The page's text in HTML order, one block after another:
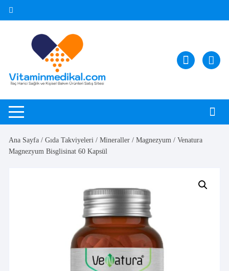
Skip
Ana Sayfa /Gıda Takviyeleri /Mineraller /Magnezyum / Venatura
Magnezyum Bisglisinat 60 Kapsül